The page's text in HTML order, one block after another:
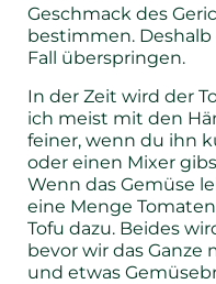
Geschmack des
bestimmen.
Fall überspringen.
In der Zeit wird der
ich meist mit den
feiner, wenn du ihn
oder einen Mixer
Wenn das Gemüse
eine Menge
Tofu dazu. Beides
bevor wir das
und etwas